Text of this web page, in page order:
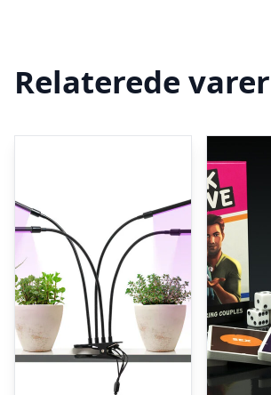
Relaterede varer